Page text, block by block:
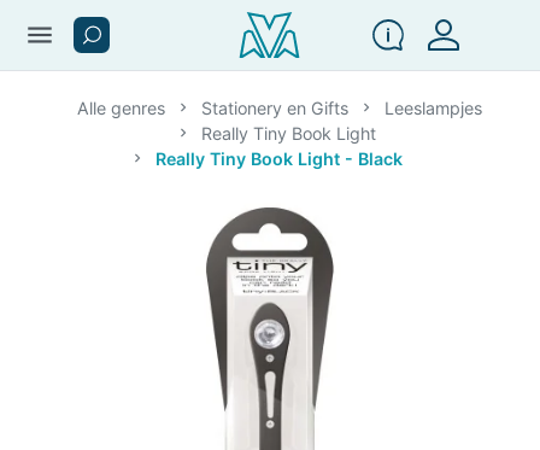
menu
Alle genres Stationery en Gifts
Leeslampjes
Really Tiny Book Light
Really Tiny Book Light - Black